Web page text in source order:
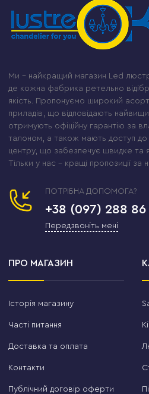
Ми – найкращий магазин Led люстр
де кожна фабрика ретельно
якість. Пропонуємо широкий
приладів, що відповідають
отримують офіційну гарантію за
талоном, а також мають доступ до
центру, що забезпечує швидке та
Тільки у нас – кращі пропозиції за
ПОТРІБНА ДОПОМОГА?
+38 (097) 288 86
Передзвоніть мені
ПРО МАГАЗИН
Історія магазину
Часті питання
Доставка та оплата
Контакти
Публічний договір оферти